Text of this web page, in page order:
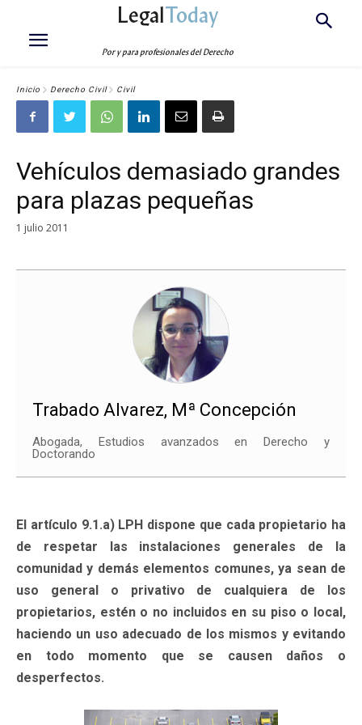
LegalToday
Por y para profesionales del Derecho
Inicio Derecho Civil Civil
Vehículos demasiado grandes
para plazas pequeñas
1 julio 2011
Trabado Alvarez, Mª Concepción
Abogada, Estudios avanzados en Derecho y
Doctorando
El artículo 9.1.a) LPH dispone que cada propietario ha
de respetar las instalaciones generales de la
comunidad y demás elementos comunes, ya sean de
uso general o privativo de cualquiera de los
propietarios, estén o no incluidos en su piso o local,
haciendo un uso adecuado de los mismos y evitando
en todo momento que se causen daños o
desperfectos.